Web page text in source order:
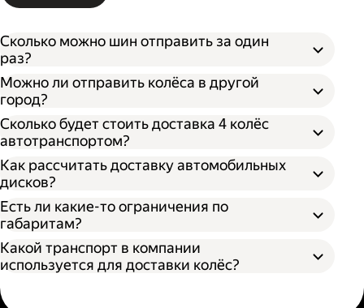
Сколько можно шин отправить за один
раз?
Можно ли отправить колёса в другой
город?
Открыть приложение Яндекс Go или
сайт
Выбрать подходящий тариф;
Ввести данные в поля «Откуда» и «Куда»;
Ввести контакты получателя и
отправителя;
Сколько будет стоить доставка 4 колёс
автотранспортом?
Как рассчитать доставку автомобильных
дисков?
В приложении Яндекс Go;
На сайте Яндекс Доставки.
Есть ли какие-то ограничения по
габаритам?
Какой транспорт в компании
используется для доставки колёс?